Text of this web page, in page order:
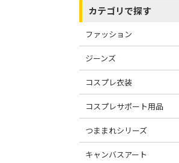
カテゴリで探す
ファッション
ジーンズ
コスプレ衣装
コスプレサポート用品
つままれシリーズ
キャンバスアート